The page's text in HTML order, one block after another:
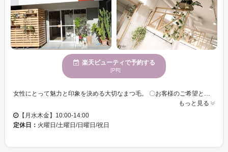
楽天ビューティで予約する
[PR]
もっと見る
【月水木金】10:00-14:00
定休日： 火曜日/土曜日/日曜日/祝日